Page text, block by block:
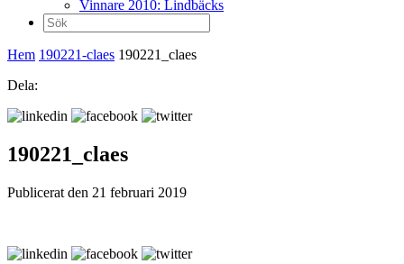
Vinnare 2010: Lindbäcks
Sök
efter:
Hem 190221-claes 190221_claes
Dela:
190221_claes
Publicerat den 21 februari 2019